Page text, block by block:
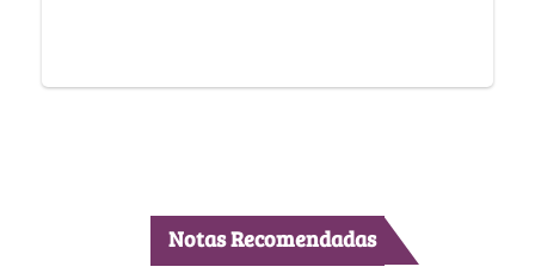
Notas Recomendadas